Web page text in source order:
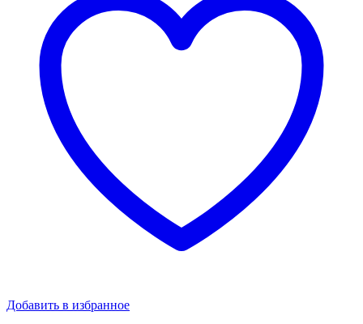
Добавить в избранное